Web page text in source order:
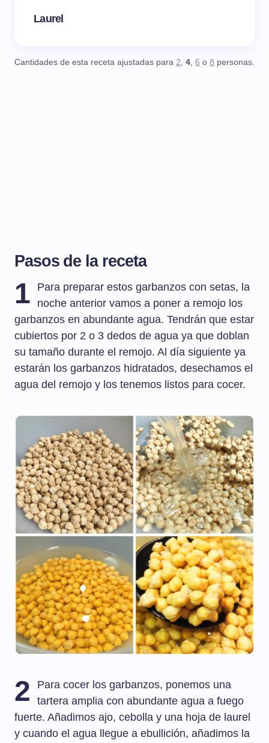
Laurel
Cantidades de esta receta ajustadas para 2, 4, 6 o 8 personas.
Pasos de la receta
1
Para preparar estos garbanzos con setas, la
noche anterior vamos a poner a remojo los
garbanzos en abundante agua. Tendrán que estar
cubiertos por 2 o 3 dedos de agua ya que doblan
su tamaño durante el remojo. Al día siguiente ya
estarán los garbanzos hidratados, desechamos el
agua del remojo y los tenemos listos para cocer.
2
Para cocer los garbanzos, ponemos una
tartera amplia con abundante agua a fuego
fuerte. Añadimos ajo, cebolla y una hoja de laurel
y cuando el agua llegue a ebullición, añadimos la